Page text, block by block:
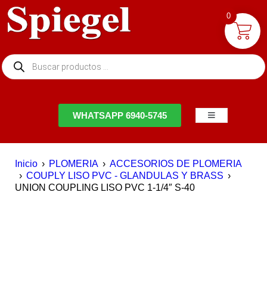
WHATSAPP 6940-5745
Inicio › PLOMERIA › ACCESORIOS DE PLOMERIA
› COUPLY LISO PVC - GLANDULAS Y BRASS ›
UNION COUPLING LISO PVC 1-1/4″ S-40
0